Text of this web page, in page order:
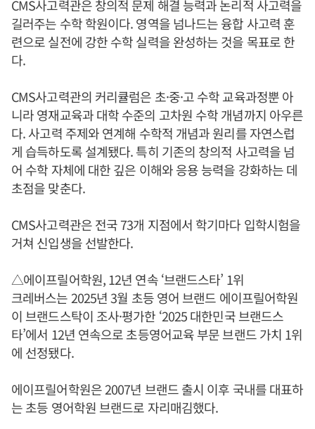
CMS사고력관은 창의적 문제 해결 능력과 논리적 사고력을
길러주는 수학 학원이다. 영역을 넘나드는 융합 사고력 훈
련으로 실전에 강한 수학 실력을 완성하는 것을 목표로 한
다.
CMS사고력관의 커리큘럼은 초·중·고 수학 교육과정뿐 아
니라 영재교육과 대학 수준의 고차원 수학 개념까지 아우른
다. 사고력 주제와 연계해 수학적 개념과 원리를 자연스럽
게 습득하도록 설계됐다. 특히 기존의 창의적 사고력을 넘
어 수학 자체에 대한 깊은 이해와 응용 능력을 강화하는 데
초점을 맞춘다.
CMS사고력관은 전국 73개 지점에서 학기마다 입학시험을
거쳐 신입생을 선발한다.
△에이프릴어학원, 12년 연속 ‘브랜드스타’ 1위
크레버스는 2025년 3월 초등 영어 브랜드 에이프릴어학원
이 브랜드스탁이 조사·평가한 ‘2025 대한민국 브랜드스
타’에서 12년 연속으로 초등영어교육 부문 브랜드 가치 1위
에 선정됐다.
에이프릴어학원은 2007년 브랜드 출시 이후 국내를 대표하
는 초등 영어학원 브랜드로 자리매김했다.